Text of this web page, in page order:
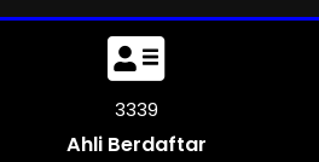
3771
Ahli Berdaftar